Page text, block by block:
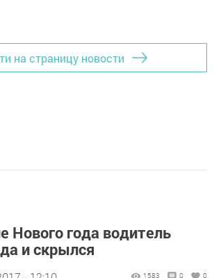
на страницу новости
Нового года водитель
и скрылся
1583 0 0